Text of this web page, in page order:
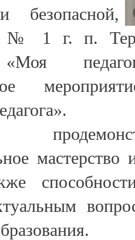
безопасной,
№ 1 г. п.